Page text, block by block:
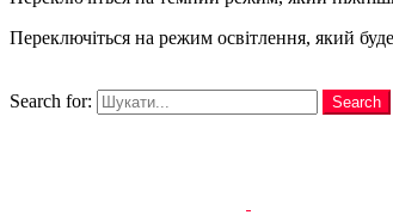
Переключіться на режим освітлення, який
Search for:
Search